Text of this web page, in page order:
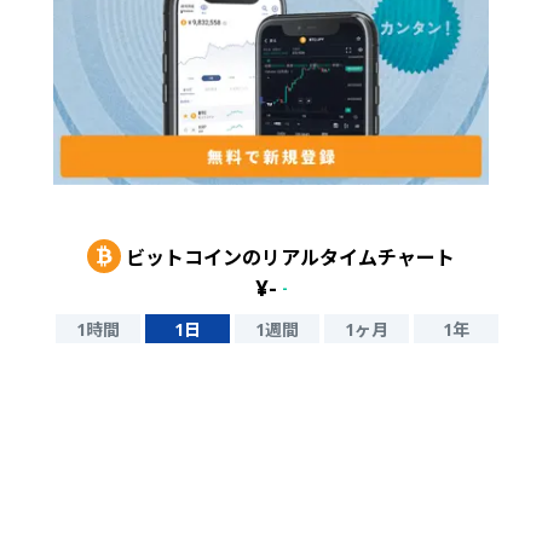
ビットコインのリアルタイムチャート
¥- -
1時間 1日 1週間 1ヶ月 1年